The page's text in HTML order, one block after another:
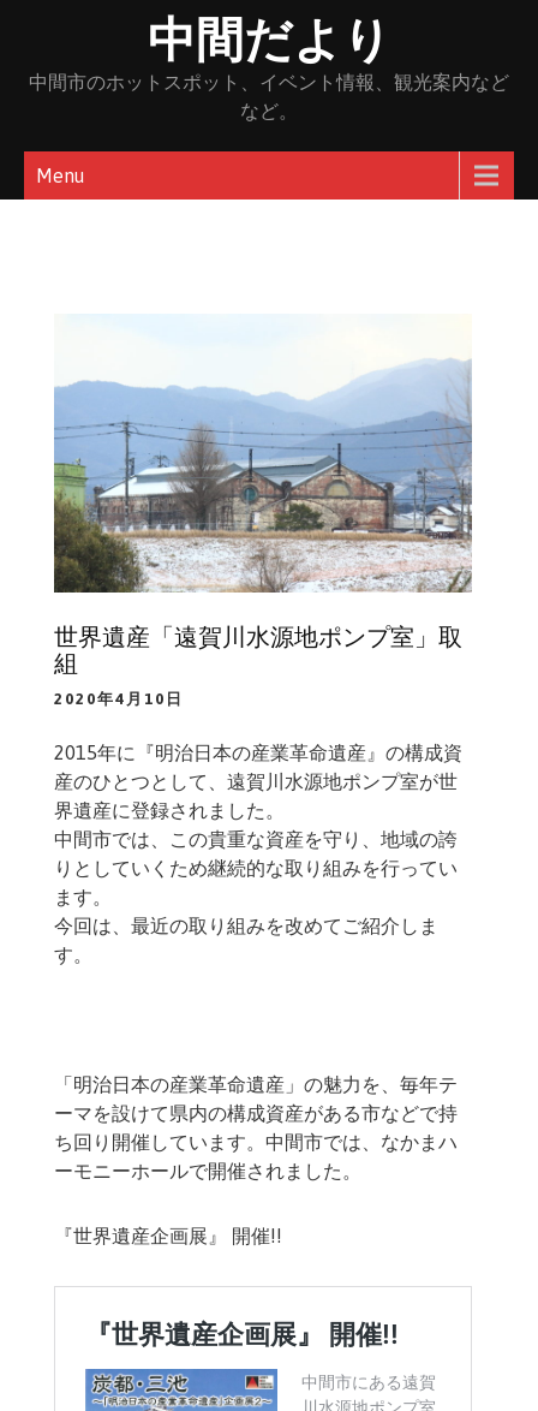
content
中間だより
中間市のホットスポット、イベント情報、観光案内など
など。
Menu
世界遺産「遠賀川水源地ポンプ室」取
組
2020年4月10日
2015年に『明治日本の産業革命遺産』の構成資
産のひとつとして、遠賀川水源地ポンプ室が世
界遺産に登録されました。
中間市では、この貴重な資産を守り、地域の誇
りとしていくため継続的な取り組みを行ってい
ます。
今回は、最近の取り組みを改めてご紹介しま
す。
「明治日本の産業革命遺産」の魅力を、毎年テ
ーマを設けて県内の構成資産がある市などで持
ち回り開催しています。中間市では、なかまハ
ーモニーホールで開催されました。
『世界遺産企画展』 開催!!